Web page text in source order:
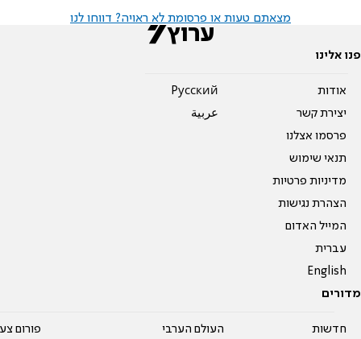
מצאתם טעות או פרסומת לא ראויה? דווחו לנו
פנו אלינו
אודות
יצירת קשר
פרסמו אצלנו
תנאי שימוש
מדיניות פרטיות
הצהרת נגישות
המייל האדום
עברית
English
Pусский
عربية
מדורים
חדשות העולם הערבי פורום